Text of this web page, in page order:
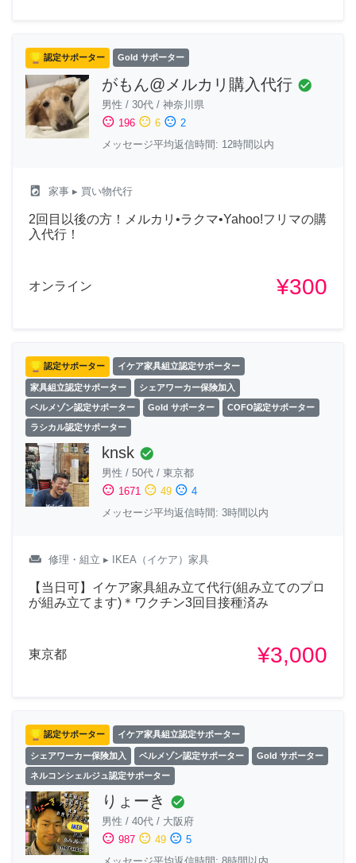
認定サポーター Gold サポーター
がもん@メルカリ購入代行 check_circle
男性 / 30代 / 神奈川県
sentiment_satisfied 196 sentiment_neutral 6 sentiment_dissatisfied 2
メッセージ平均返信時間: 12時間以内
local_laundry_service 家事 ▸ 買い物代行
2回目以後の方！メルカリ•ラクマ•Yahoo!フリマの購
入代行！
オンライン ¥300
認定サポーター イケア家具組立認定サポーター
家具組立認定サポーター シェアワーカー保険加入
ベルメゾン認定サポーター Gold サポーター COFO認定サポーター
ラシカル認定サポーター
knsk check_circle
男性 / 50代 / 東京都
sentiment_satisfied 1671 sentiment_neutral 49 sentiment_dissatisfied 4
メッセージ平均返信時間: 3時間以内
weekend 修理・組立 ▸ IKEA（イケア）家具
【当日可】イケア家具組み立て代行(組み立てのプロ
が組み立てます)＊ワクチン3回目接種済み
東京都 ¥3,000
認定サポーター イケア家具組立認定サポーター
シェアワーカー保険加入 ベルメゾン認定サポーター Gold サポーター
ネルコンシェルジュ認定サポーター
りょーき check_circle
男性 / 40代 / 大阪府
sentiment_satisfied 987 sentiment_neutral 49 sentiment_dissatisfied 5